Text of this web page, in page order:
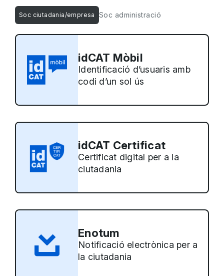
Soc ciutadania/empresa Soc administració
idCAT Mòbil
Identificació d’usuaris amb
codi d’un sol ús
idCAT Certificat
Certificat digital per a la
ciutadania
Enotum
Notificació electrònica per a
la ciutadania